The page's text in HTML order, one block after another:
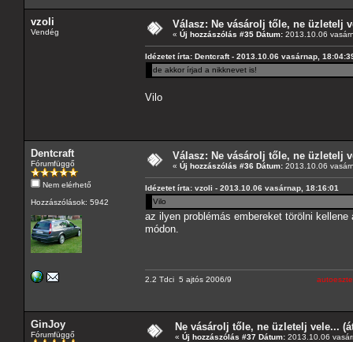
vzoli
Vendég
Válasz: Ne vásárolj tőle, ne üzletelj
« Új hozzászólás #35 Dátum: 2013.10.06
Idézetet írta: Dentcraft - 2013.10.06 vasárnap,
de akkor írjad a nikknevet is!
Vilo
Dentcraft
Fórumfüggő
Nem elérhető
Hozzászólások: 5942
Válasz: Ne vásárolj tőle, ne üzletelj
« Új hozzászólás #36 Dátum: 2013.10.06
Idézetet írta: vzoli - 2013.10.06 vasárnap, 18:16:01
Vilo
az ilyen problémás embereket törölni
módon.
2.2 Tdci 5 ajtós 2006/9
GinJoy
Fórumfüggő
Ne vásárolj tőle, ne üzletelj vele...
« Új hozzászólás #37 Dátum: 2013.10.06